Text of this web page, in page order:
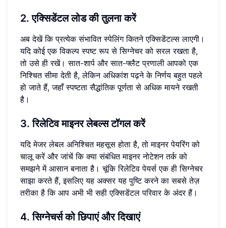
2. एक्सिडेंटल लोड की तुलना करें
अब देखें कि प्रत्येक संभावित स्पेलिंग कितने एक्सिडेंटल्स लाएगी।
यदि कोई एक विकल्प स्पष्ट रूप से सिग्नेचर को सरल रखता है,
तो उसे ही रखें। सात-शार्प और सात-फ्लैट प्रणाली आपको एक
निश्चित सीमा देती है, लेकिन अधिकांश पढ़ने के निर्णय बहुत पहले
हो जाते हैं, जहाँ स्पष्टता सैद्धांतिक पूर्णता से अधिक मायने रखती
है।
3. रिलेटिव माइनर लेबल्स टॉगल करें
यदि मेजर लेबल अनिश्चित महसूस होता है, तो माइनर पेयरिंग को
चालू करें और जांचें कि क्या संबंधित माइनर नोटेशन तर्क को
समझने में आसान बनाता है। चूंकि रिलेटिव पेयर्स एक ही सिग्नेचर
साझा करते हैं, इसलिए यह अक्सर यह पुष्टि करने का सबसे तेज़
तरीका है कि आप अभी भी सही एक्सिडेंटल परिवार के अंदर हैं।
4. सिग्नेचर्स को छिपाएं और दिखाएं